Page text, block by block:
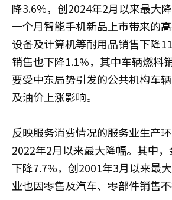
降3.6%，创2024年2月以来最大
一个月智能手机新品上市带来的
设备及计算机等耐用品销售下降
销售也下降1.1%，其中车辆燃料
要受中东局势引发的公共机构车
及油价上涨影响。
反映服务消费情况的服务业生产
2022年2月以来最大降幅。其中
下降7.7%，创2001年3月以来最
业也因零售及汽车、零部件销售不